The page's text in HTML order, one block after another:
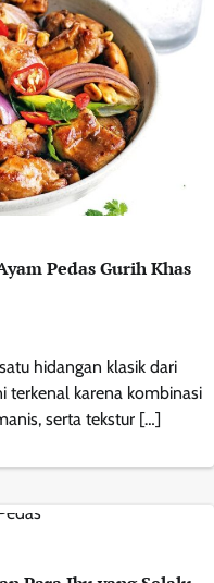
Pedas Gurih Khas
hidangan klasik dari
terkenal karena kombinasi
serta tekstur […]